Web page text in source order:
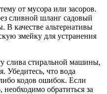
от мусора или засоров.
сливной шланг садовый
В качестве альтернативы
змейку для устранения
слива стиральной машины,
Убедитесь, что вода
кодов ошибок. Если
обратиться за